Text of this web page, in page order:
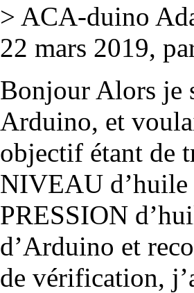
> ACA-duino
22 mars 2019,
Bonjour Alors je
Arduino, et
objectif étant de
NIVEAU d’huile
PRESSION
d’Arduino et
de vérification,